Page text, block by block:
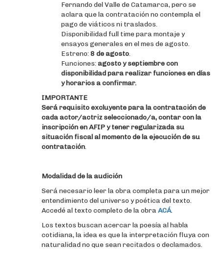
Fernando del Valle de Catamarca, pero se
aclara que la contratación no contempla el
pago de viáticos ni traslados.
Disponibilidad full time para montaje y
ensayos generales en el mes de agosto.
Estreno:8 de agosto.
Funciones:agosto y septiembre con
disponibilidad para realizar funciones en días
y horarios a confirmar.
IMPORTANTE
Será requisito excluyente para la contratación de
cada actor/actriz seleccionado/a, contar con la
inscripción en AFIP y tener regularizada su
situación fiscal al momento de la ejecución de su
contratación.
Modalidad de la audición
Será necesario leer la obra completa para un mejor
entendimiento del universo y poética del texto.
Accedé al texto completo de la obraACÁ.
Los textos buscan acercar la poesía al habla
cotidiana, la idea es que la interpretación fluya con
naturalidad no que sean recitados o declamados.